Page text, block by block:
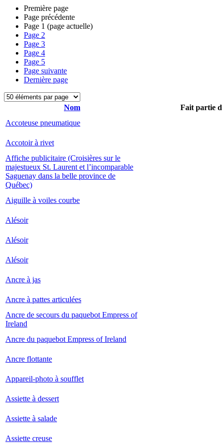
Première page
Page précédente
Page 1 (page actuelle)
Page 2
Page 3
Page 4
Page 5
Page suivante
Dernière page
Nom
Fait partie
Accoteuse pneumatique
Accotoir à rivet
Affiche publicitaire (Croisières sur le
majestueux St. Laurent et l’incomparable
Saguenay dans la belle province de
Québec)
Aiguille à voiles courbe
Alésoir
Alésoir
Alésoir
Ancre à jas
Ancre à pattes articulées
Ancre de secours du paquebot Empress of
Ireland
Ancre du paquebot Empress of Ireland
Ancre flottante
Appareil-photo à soufflet
Assiette à dessert
Assiette à salade
Assiette creuse